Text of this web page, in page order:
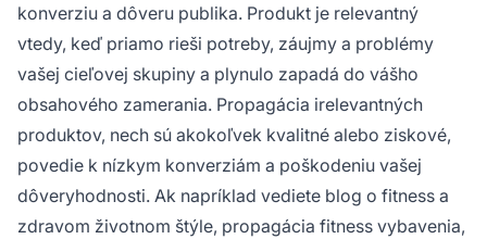
konverziu a dôveru publika. Produkt je relevantný
vtedy, keď priamo rieši potreby, záujmy a problémy
vašej cieľovej skupiny a plynulo zapadá do vášho
obsahového zamerania. Propagácia irelevantných
produktov, nech sú akokoľvek kvalitné alebo ziskové,
povedie k nízkym konverziám a poškodeniu vašej
dôveryhodnosti. Ak napríklad vediete blog o fitness a
zdravom životnom štýle, propagácia fitness vybavenia,